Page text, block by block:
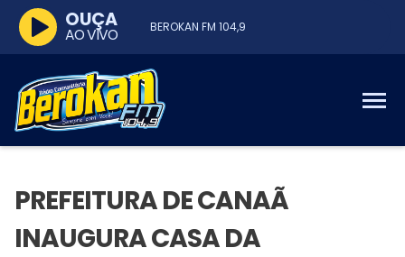
BEROKAN FM 104,9
OUÇA
AO VIVO
PREFEITURA DE CANAÃ
INAUGURA CASA DA